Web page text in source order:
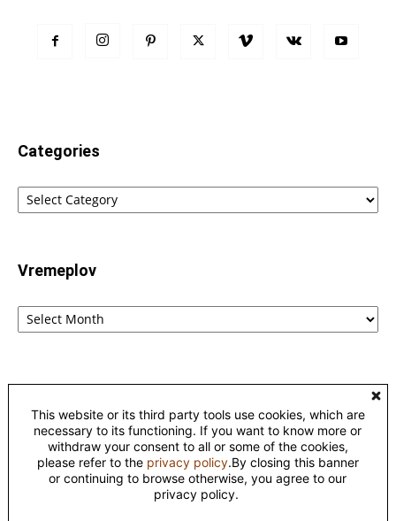
Categories
Categories
Vremeplov
Vremeplov
Kontakt
Privacy
©
This work is licensed under aCreative Commons Attribution-
NonCommercial-NoDerivatives 4.0 International License
This website or its third party tools use cookies, which are
necessary to its functioning. If you want to know more or
withdraw your consent to all or some of the cookies,
please refer to the privacy policy.By closing this banner
or continuing to browse otherwise, you agree to our
privacy policy.